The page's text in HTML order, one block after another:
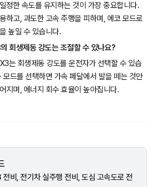
정한 속도를 유지하는 것이 가장 중요합니다.
하고, 과도한 고속 주행을 피하며, 에코 모드로
높일 수 있습니다.
회생제동 강도는 조절할 수 있나요?
는 회생제동 강도를 운전자가 선택할 수 있습
모드를 선택하면 가속 페달에서 발을 떼는 것만
지며, 에너지 회수 효율이 높아집니다.
비, 전기차 실주행 전비, 도심 고속도로 전